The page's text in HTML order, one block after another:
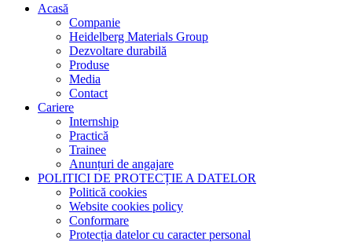
Acasă
Companie
Heidelberg Materials Group
Dezvoltare durabilă
Produse
Media
Contact
Cariere
Internship
Practică
Trainee
Anunțuri de angajare
POLITICI DE PROTECȚIE A DATELOR
Politică cookies
Website cookies policy
Conformare
Protecția datelor cu caracter personal